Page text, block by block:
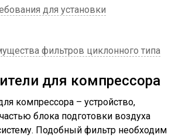
для установки
фильтров циклонного типа
для компрессора
компрессора – устройство,
блока подготовки воздуха
Подобный фильтр необходим